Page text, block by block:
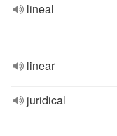
lineal
linear
juridical